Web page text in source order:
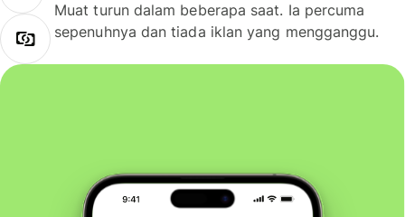
Muat turun dalam beberapa saat. Ia percuma
sepenuhnya dan tiada iklan yang mengganggu.